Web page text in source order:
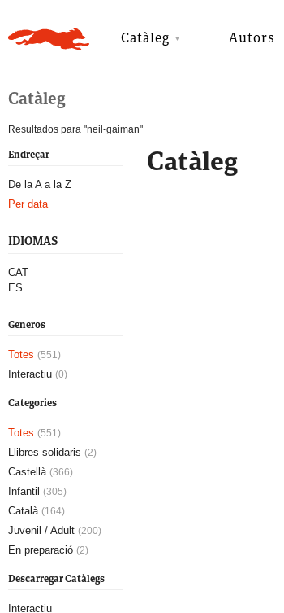
Catàleg Autors
Catàleg
Resultados para "neil-gaiman"
Endreçar
De la A a la Z
Per data
IDIOMAS
CAT
ES
Generos
Totes (551)
Interactiu (0)
Categories
Totes (551)
Llibres solidaris (2)
Castellà (366)
Infantil (305)
Català (164)
Juvenil / Adult (200)
En preparació (2)
Descarregar Catàlegs
Interactiu
Catàleg